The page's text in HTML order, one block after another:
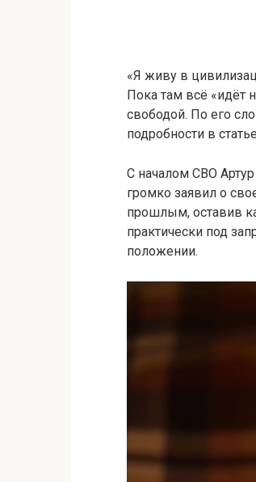
«Я живу в
Пока там всё «идёт
свободой. По его
подробности в
С началом СВО Артур
громко заявил о
прошлым, оставив
практически под
положении.